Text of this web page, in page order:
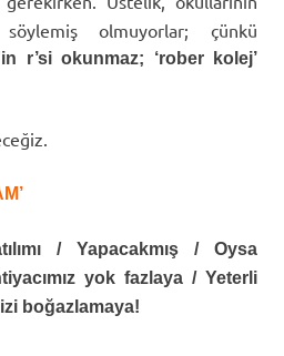
olmuyorlar; çünkü
r’si okunmaz; ‘rober kolej’
/ Yapacakmış / Oysa
yok fazlaya / Yeterli
boğazlamaya!